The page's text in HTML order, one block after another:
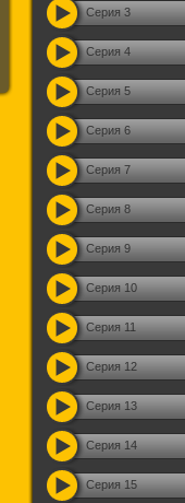
Серия 3
Серия 4
Серия 5
Серия 6
Серия 7
Серия 8
Серия 9
Серия 10
Серия 11
Серия 12
Серия 13
Серия 14
Серия 15